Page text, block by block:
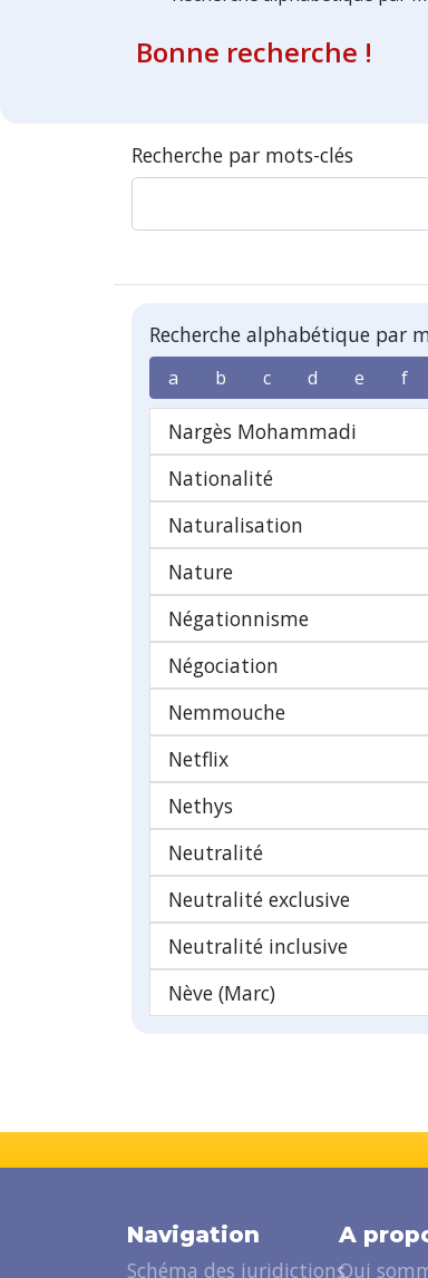
Bonne recherche !
Recherche par mots-clés
Recherche alphabétique par
a b c d e f
Nargès Mohammadi
Nationalité
Naturalisation
Nature
Négationnisme
Négociation
Nemmouche
Netflix
Nethys
Neutralité
Neutralité exclusive
Neutralité inclusive
Nève (Marc)
Navigation
Schéma des juridictions
A
Qui